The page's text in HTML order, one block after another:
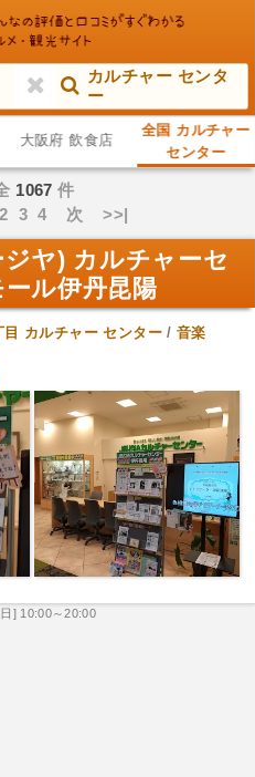
カルチャー センタ
ー
大阪府 飲食店
全国 カルチャー
センター
1067 件
2 3 4 次 >>|
ヤ) カルチャーセ
ル伊丹昆陽
カルチャー センター/音楽
] 10:00～20:00